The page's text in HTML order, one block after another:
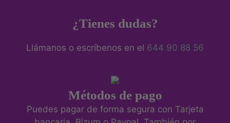
¿Tienes dudas?
Llámanos o escríbenos en el 644 90 88 56
Métodos de pago
Puedes pagar de forma segura con Tarjeta